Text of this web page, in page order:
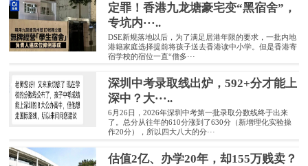
定罪！香港九龙塘豪宅变“黑宿舍”，
专坑内···..
DSE新规落地以后，为了满足居港年限的要求，一批内地
港籍家庭选择提前将孩子送去香港读中小学。但是香港寄
宿学校的宿位一直“僧多···
深圳中考录取线出炉，592+分才能上
深中？大···..
6月26日，2026年深圳中考第一批录取分数线终于出来
了。总分从往年的610分涨到了630分（新增理化实验操
作20分），所以四大八大的分···
估值2亿、办学20年，却155万贱卖？